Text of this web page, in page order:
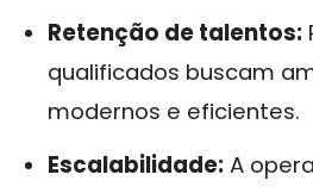
Retenção de talentos:
qualificados buscam
modernos e eficientes.
Escalabilidade: A